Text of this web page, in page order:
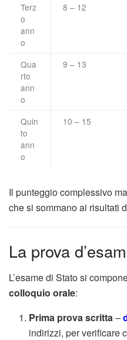
Terz
o
ann
o
8 – 12
Qua
rto
ann
o
9 – 13
Quin
to
ann
o
10 – 15
Il punteggio complessivo
che si sommano ai risultati
La prova
L’esame di Stato si
colloquio orale:
Prima prova scritta–
indirizzi, per verificare